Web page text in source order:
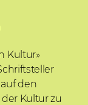
Kultur»
den
Kultur zu